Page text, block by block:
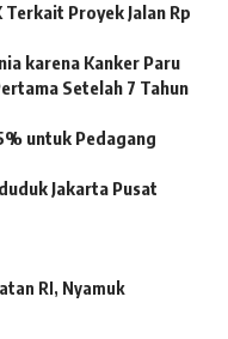
Terkait Proyek Jalan Rp
karena Kanker Paru
Setelah 7 Tahun
untuk Pedagang
Jakarta Pusat
RI, Nyamuk